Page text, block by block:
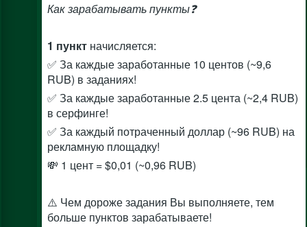
Какзарабатывать пункты❓
1 пункт начисляется:
✅ За каждые заработанные 10 центов (~9,6
RUB) в заданиях!
✅ За каждые заработанные 2.5 цента (~2,4 RUB)
в серфинге!
✅ За каждый потраченный доллар (~96 RUB) на
рекламную площадку!
💸 1 цент = $0,01 (~0,96 RUB)
⚠️ Чем дороже задания Вы выполняете, тем
больше пунктов зарабатываете!